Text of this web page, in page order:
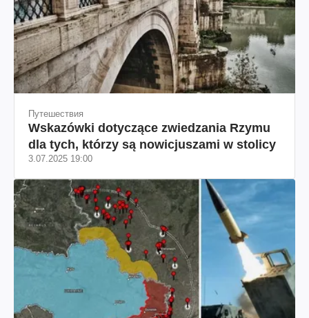
Путешествия
Wskazówki dotyczące zwiedzania Rzymu
dla tych, którzy są nowicjuszami w stolicy
3.07.2025 19:00